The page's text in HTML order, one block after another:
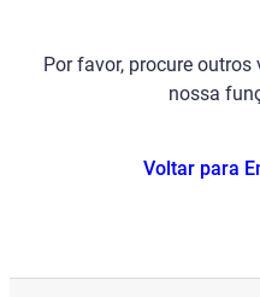
Por favor, procure outros
nossa
Voltar para